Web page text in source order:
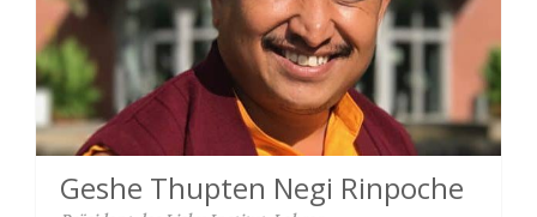
Geshe Thupten Negi Rinpoche